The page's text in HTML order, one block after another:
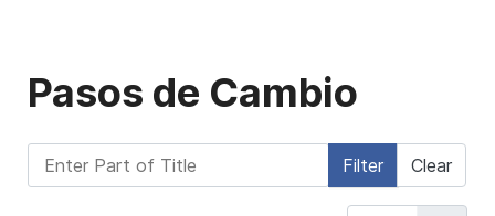
Pasos de Cambio
Enter Part of Title Filter Clear